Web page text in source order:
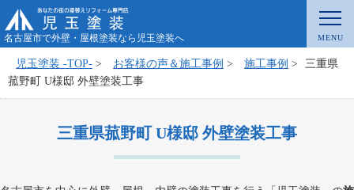
名古屋市で外壁・屋根塗装なら児玉塗装へ
児玉塗装 -TOP- > お客様の声＆施工事例 > 施工事例 >
三重県
菰野町 U様邸 外壁塗装工事
三重県菰野町 U様邸 外壁塗装工事